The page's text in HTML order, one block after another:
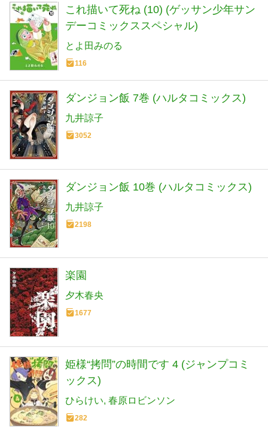
これ描いて死ね (10) (ゲッサン少年サン
デーコミックススペシャル)
とよ田みのる
116
ダンジョン飯 7巻 (ハルタコミックス)
九井諒子
3052
ダンジョン飯 10巻 (ハルタコミックス)
九井諒子
2198
楽園
夕木春央
1677
姫様“拷問”の時間です 4 (ジャンプコミ
ックス)
ひらけい 春原ロビンソン
282